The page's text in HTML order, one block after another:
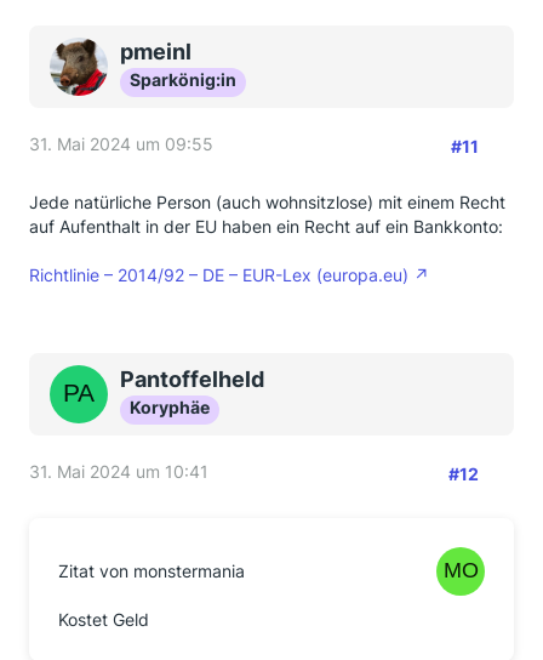
pmeinl
Sparkönig:in
31. Mai 2024 um 09:55 #11
Jede natürliche Person (auch wohnsitzlose) mit einem Recht
auf Aufenthalt in der EU haben ein Recht auf ein Bankkonto:
Richtlinie – 2014/92 – DE – EUR-Lex (europa.eu)
Pantoffelheld
Koryphäe
31. Mai 2024 um 10:41 #12
Zitat von monstermania
Kostet Geld